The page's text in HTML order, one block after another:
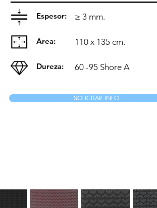
Espesor:
Area:
Dureza:
≥ 3 mm.
110 x 135 cm.
60 -95 Shore A
SOLICITAR INFO